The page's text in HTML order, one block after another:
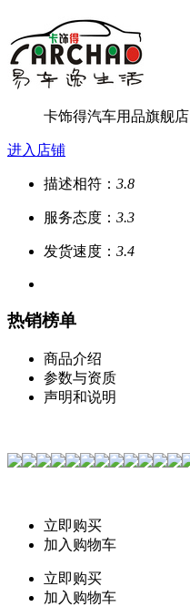
卡饰得汽车用品旗舰店
进入店铺
描述相符： 3.8
服务态度： 3.3
发货速度： 3.4
热销榜单
商品介绍
参数与资质
声明和说明
立即购买
加入购物车
立即购买
加入购物车